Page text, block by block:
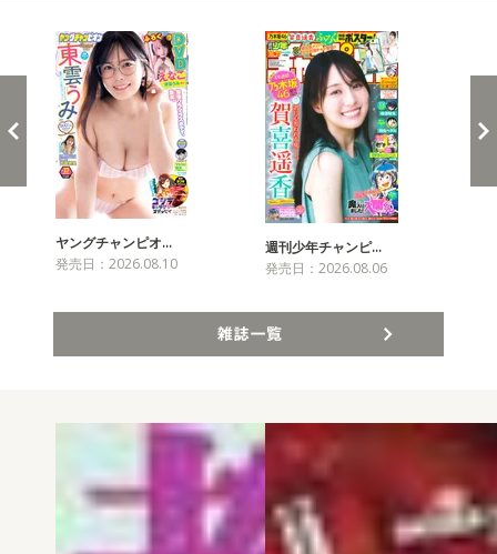
ヤングチャンピオ…
発売日：2026.08.10
週刊少年チャンピ…
発売日：2026.08.06